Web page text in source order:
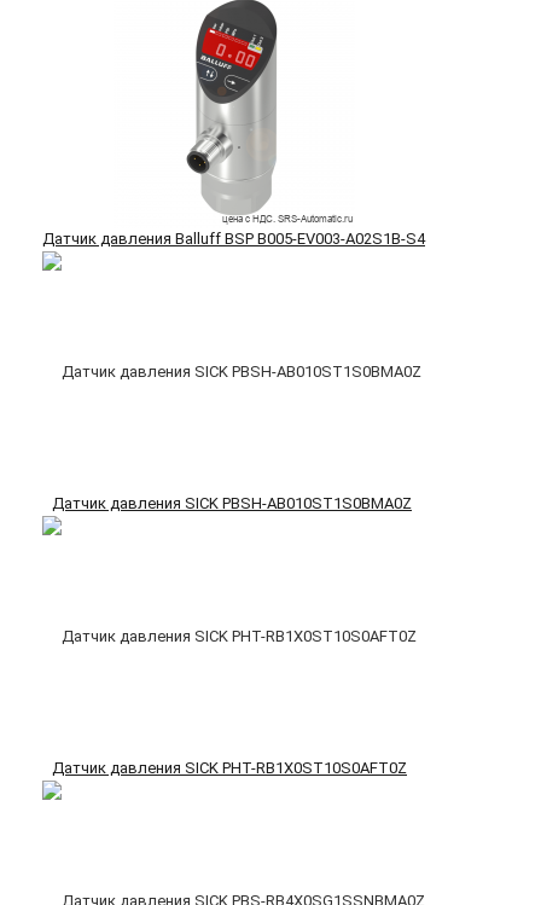
Датчик давления Balluff BSP B005-EV003-A02S1B-S4
Датчик давления SICK PBSH-AB010ST1S0BMA0Z
Датчик давления SICK PHT-RB1X0ST10S0AFT0Z